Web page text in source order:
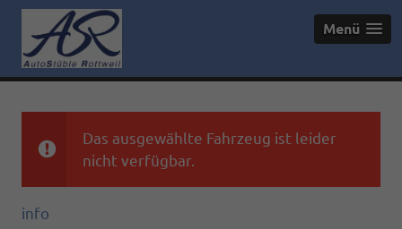
Menü
Das ausgewählte Fahrzeug ist leider
nicht verfügbar.
info